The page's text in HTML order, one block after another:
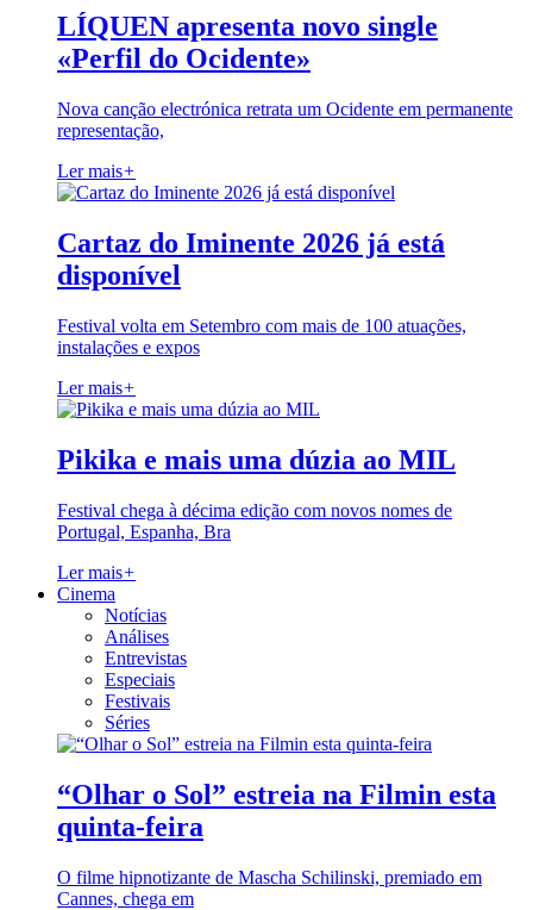
LÍQUEN apresenta novo single
«Perfil do Ocidente»
Nova canção electrónica retrata um Ocidente em permanente
representação,
Ler mais+
Cartaz do Iminente 2026 já está
disponível
Festival volta em Setembro com mais de 100 atuações,
instalações e expos
Ler mais+
Pikika e mais uma dúzia ao MIL
Festival chega à décima edição com novos nomes de
Portugal, Espanha, Bra
Ler mais+
Cinema
Notícias
Análises
Entrevistas
Especiais
Festivais
Séries
“Olhar o Sol” estreia na Filmin esta
quinta-feira
O filme hipnotizante de Mascha Schilinski, premiado em
Cannes, chega em